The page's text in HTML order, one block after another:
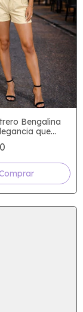
Bengalina
que